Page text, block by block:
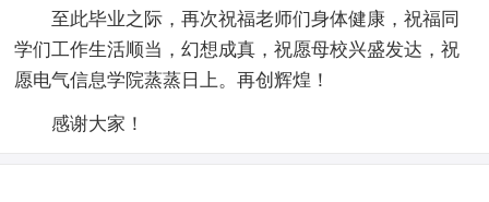
至此毕业之际，再次祝福老师们身体健康，祝福同
学们工作生活顺当，幻想成真，祝愿母校兴盛发达，祝
愿电气信息学院蒸蒸日上。再创辉煌！
感谢大家！